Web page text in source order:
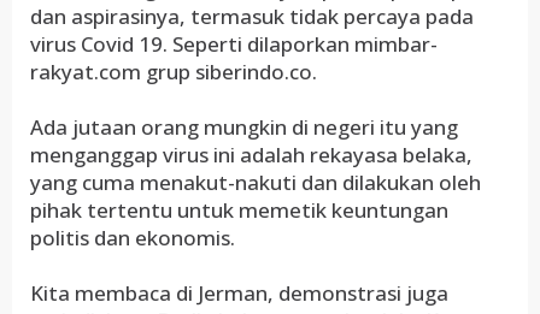
dan aspirasinya, termasuk tidak percaya pada
virus Covid 19. Seperti dilaporkan mimbar-
rakyat.com grup siberindo.co.
Ada jutaan orang mungkin di negeri itu yang
menganggap virus ini adalah rekayasa belaka,
yang cuma menakut-nakuti dan dilakukan oleh
pihak tertentu untuk memetik keuntungan
politis dan ekonomis.
Kita membaca di Jerman, demonstrasi juga